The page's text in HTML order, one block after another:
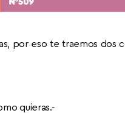
por eso te traemos dos
quieras.-